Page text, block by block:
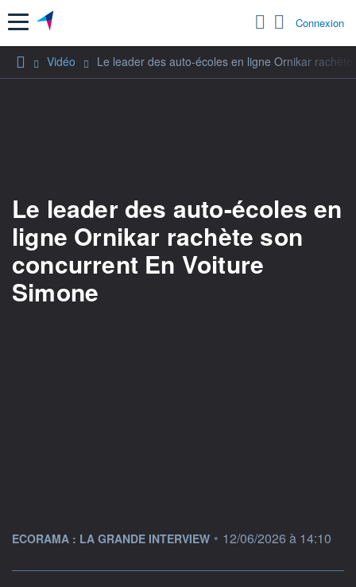
Menu Connexion
Vidéo Le leader des auto-écoles en ligne Ornikar
Le leader des auto-écoles en
ligne Ornikar rachète son
concurrent En Voiture
Simone
information fournie par
ECORAMA : LA GRANDE INTERVIEW • 12/06/2026 à 14:10